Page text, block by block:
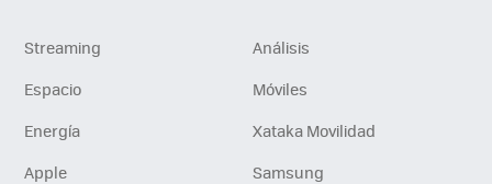
Streaming
Análisis
Espacio
Móviles
Energía
Xataka Movilidad
Apple
Samsung